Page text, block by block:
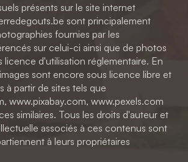
présents sur le site internet
sont principalement
fournies par les
sur celui-ci ainsi que de photos
licence d'utilisation réglementaire. En
sont encore sous licence libre et
à partir de sites tels que
www.pixabay.com, www.pexels.com
similaires. Tous les droits d'auteur et
associés à ces contenus sont
à leurs propriétaires